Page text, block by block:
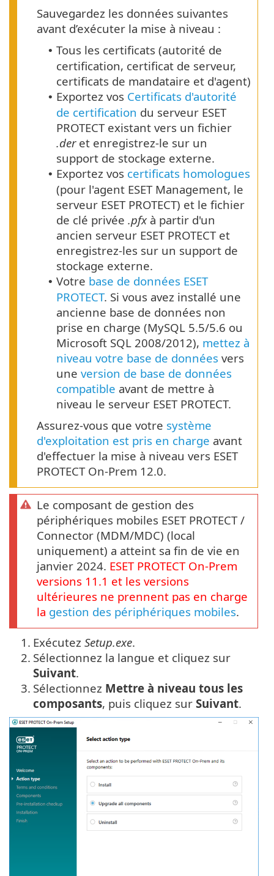
Sauvegardez les données suivantes
avant d’exécuter la mise à niveau :
• Tous les certificats (autorité de
certification, certificat de serveur,
certificats de mandataire et d'agent)
• Exportez vos Certificats d'autorité
de certification du serveur ESET
PROTECT existant vers un fichier
.deret enregistrez-le sur un
support de stockage externe.
• Exportez vos certificats homologues
(pour l'agent ESET Management, le
serveur ESET PROTECT) et le fichier
de clé privée .pfxà partir d'un
ancien serveur ESET PROTECT et
enregistrez-les sur un support de
stockage externe.
• Votre base de données ESET
PROTECT. Si vous avez installé une
ancienne base de données non
prise en charge (MySQL 5.5/5.6 ou
Microsoft SQL 2008/2012), mettez à
niveau votre base de données vers
une version de base de données
compatible avant de mettre à
niveau le serveur ESET PROTECT.
Assurez-vous que votre système
d'exploitation est pris en charge avant
d'effectuer la mise à niveau vers ESET
PROTECT On-Prem 12.0.
Le composant de gestion des
périphériques mobiles ESET PROTECT /
Connector (MDM/MDC) (local
uniquement) a atteint sa fin de vie en
janvier 2024. ESET PROTECT On-Prem
versions 11.1 et les versions
ultérieures ne prennent pas en charge
la gestion des périphériques mobiles.
1. Exécutez Setup.exe.
2. Sélectionnez la langue et cliquez sur
Suivant.
3. Sélectionnez Mettre à niveau tous les
composants, puis cliquez sur Suivant.